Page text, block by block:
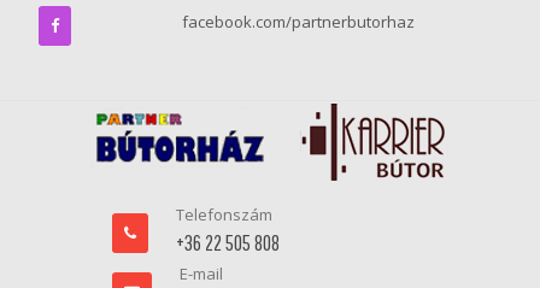
facebook.com/partnerbutorhaz
Telefonszám
+36 22 505 808
E-mail